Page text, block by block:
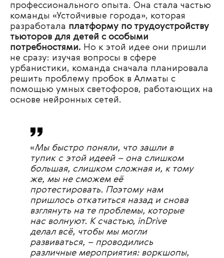
профессионального опыта. Она стала частью
команды «Устойчивые города», которая
разработала платформу по трудоустройству
тьюторов для детей с особыми
потребностями. Но к этой идее они пришли
не сразу: изучая вопросы в сфере
урбанистики, команда сначала планировала
решить проблему пробок в Алматы с
помощью умных светофоров, работающих на
основе нейронных сетей.
«Мы быстро поняли, что зашли в
тупик с этой идеей – она слишком
большая, слишком сложная и, к тому
же, мы не сможем её
протестировать. Поэтому нам
пришлось откатиться назад и снова
взглянуть на те проблемы, которые
нас волнуют. К счастью, inDrive
делал всё, чтобы мы могли
развиваться, – проводились
различные мероприятия: воркшопы,